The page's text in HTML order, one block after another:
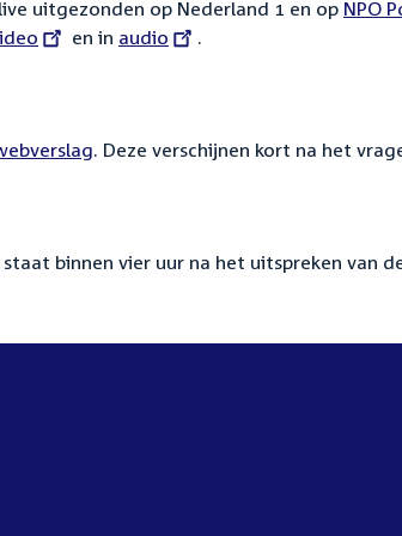
uitgezonden op Nederland 1 en op NPO
en in External
audio .
. Deze verschijnen kort na het
binnen vier uur na het uitspreken van